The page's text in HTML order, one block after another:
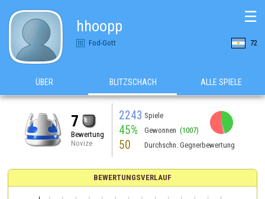
hhoopp
Fod-Gott 72
☰
ÜBER BLITZSCHACH ALLE SPIELE
7
Bewertung
Novize
2243 Spiele
45% Gewonnen (1007)
50 Durchschn. Gegnerbewertung
BEWERTUNGSVERLAUF